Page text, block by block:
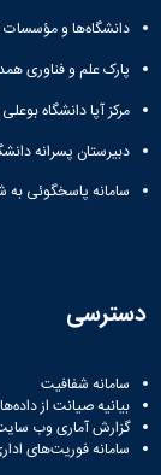
دانشگاه‌ها و
پارک علم و فناوری
مرکز آپا دانشگاه
دبیرستان پسرانه
سامانه پاسخگوئی به
دسترسی
سامانه شفافیت
بیانیه صیانت از داده‌ها
گزارش آماری وب‌
سامانه فوریت‌های